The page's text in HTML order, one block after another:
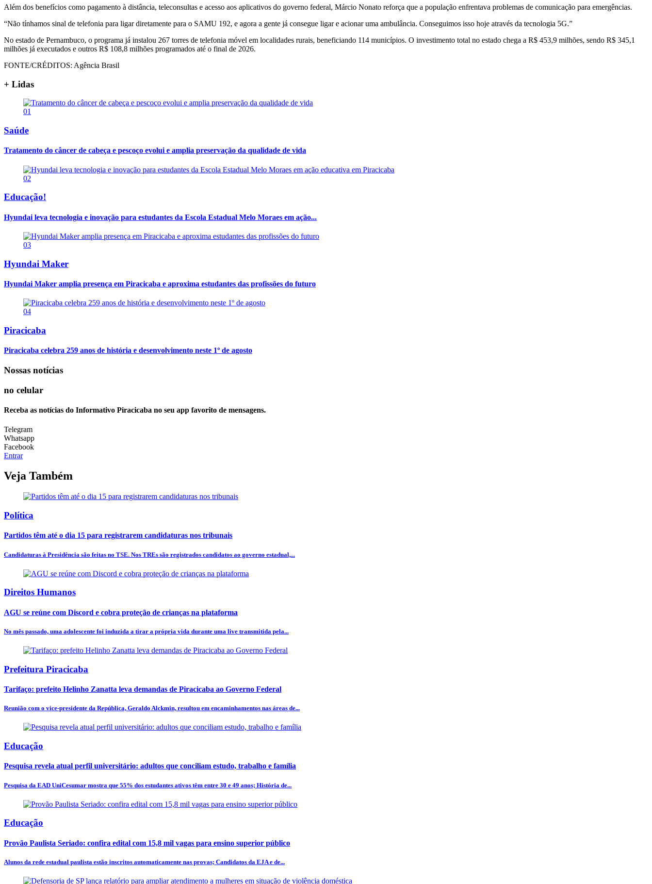
Além dos benefícios como pagamento à distância, teleconsultas e acesso aos aplicativos do governo federal, Márcio Nonato reforça que a população enfrentava problemas de comunicação para emergências.
“Não tínhamos sinal de telefonia para ligar diretamente para o SAMU 192, e agora a gente já consegue ligar e acionar uma ambulância. Conseguimos isso hoje através da tecnologia 5G.”
No estado de Pernambuco, o programa já instalou 267 torres de telefonia móvel em localidades rurais, beneficiando 114 municípios. O investimento total no estado chega a R$ 453,9 milhões, sendo R$ 345,1
milhões já executados e outros R$ 108,8 milhões programados até o final de 2026.
FONTE/CRÉDITOS: Agência Brasil
+ Lidas
01
Saúde
Tratamento do câncer de cabeça e pescoço evolui e amplia preservação da qualidade de vida
02
Educação!
Hyundai leva tecnologia e inovação para estudantes da Escola Estadual Melo Moraes em ação...
03
Hyundai Maker
Hyundai Maker amplia presença em Piracicaba e aproxima estudantes das profissões do futuro
04
Piracicaba
Piracicaba celebra 259 anos de história e desenvolvimento neste 1º de agosto
Nossas notícias
no celular
Receba as notícias do Informativo Piracicaba no seu app favorito de mensagens.
Telegram
Whatsapp
Facebook
Entrar
Veja Também
Política
Partidos têm até o dia 15 para registrarem candidaturas nos tribunais
Candidaturas à Presidência são feitas no TSE. Nos TREs são registrados candidatos ao governo estadual,...
Direitos Humanos
AGU se reúne com Discord e cobra proteção de crianças na plataforma
No mês passado, uma adolescente foi induzida a tirar a própria vida durante uma live transmitida pela...
Prefeitura Piracicaba
Tarifaço: prefeito Helinho Zanatta leva demandas de Piracicaba ao Governo Federal
Reunião com o vice-presidente da República, Geraldo Alckmin, resultou em encaminhamentos nas áreas de...
Educação
Pesquisa revela atual perfil universitário: adultos que conciliam estudo, trabalho e família
Pesquisa da EAD UniCesumar mostra que 55% dos estudantes ativos têm entre 30 e 49 anos; História de...
Educação
Provão Paulista Seriado: confira edital com 15,8 mil vagas para ensino superior público
Alunos da rede estadual paulista estão inscritos automaticamente nas provas; Candidatos da EJA e de...